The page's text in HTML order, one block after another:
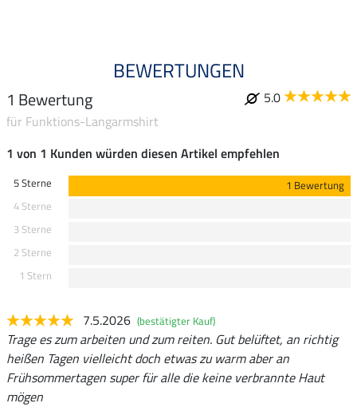
BEWERTUNGEN
1 Bewertung
5.0
für Funktions-Langarmshirt
1 von 1 Kunden würden diesen Artikel empfehlen
5 Sterne
1 Bewertung
4 Sterne
3 Sterne
2 Sterne
1 Stern
7.5.2026 (bestätigter Kauf)
Trage es zum arbeiten und zum reiten. Gut belüftet, an richtig
heißen Tagen vielleicht doch etwas zu warm aber an
Frühsommertagen super für alle die keine verbrannte Haut
mögen